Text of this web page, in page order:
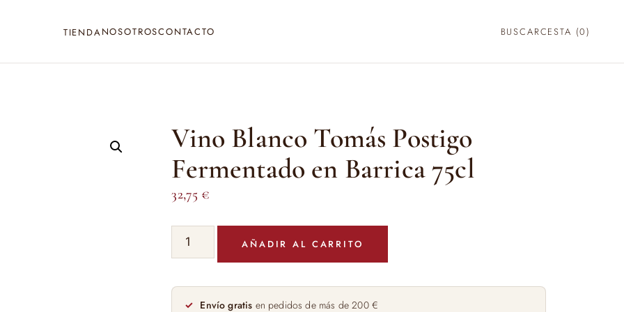
TIENDANOSOTROSCONTACTO BUSCARCESTA (0)
Vino Blanco Tomás Postigo
Fermentado en Barrica 75cl
32,75 €
Vino
Blanco
Postigo
Fermentado
AÑADIR AL CARRITO
Envío gratis en pedidos de más de 200 €